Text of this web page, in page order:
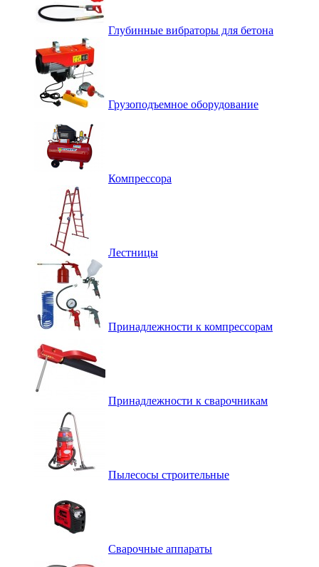
Глубинные вибраторы для бетона
Грузоподъемное оборудование
Компрессора
Лестницы
Принадлежности к компрессорам
Принадлежности к сварочникам
Пылесосы строительные
Сварочные аппараты